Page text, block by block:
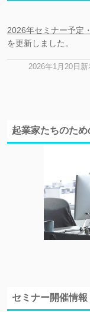
2026年セミナー予定
を更新しました。
2026年1月20日新
起業家たちのた
セミナー開催情報